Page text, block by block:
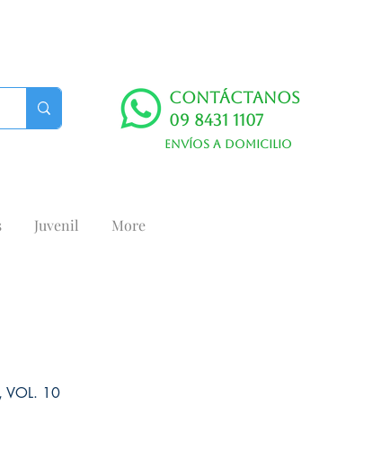
Contáctanos
09 8431 1107
Envíos a domicilio
Juvenil More
VOL. 10